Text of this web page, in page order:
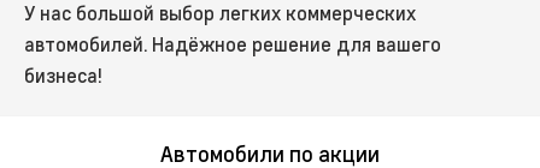
У нас большой выбор легких коммерческих
автомобилей. Надёжное решение для вашего
бизнеса!
Автомобили по акции